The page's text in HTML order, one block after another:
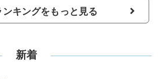
ンキングをもっと見る
新着